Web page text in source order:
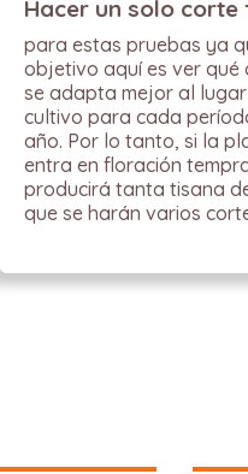
Hacer un solo corte
para estas pruebas ya
objetivo aquí es ver qué
se adapta mejor al
cultivo para cada
año. Por lo tanto, si la
entra en floración
producirá tanta tisana
que se harán varios